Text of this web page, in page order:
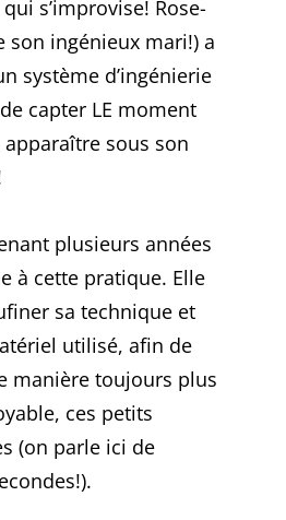
s’improvise! Rose-
son ingénieux mari!) a
système d’ingénierie
capter LE moment
sous son
plusieurs années
à cette pratique. Elle
sa technique et
utilisé, afin de
manière toujours plus
ces petits
(on parle ici de